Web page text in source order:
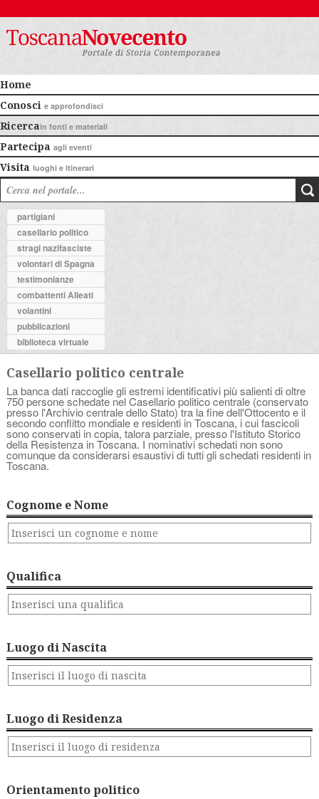
Home
Conosci e approfondisci
Ricercain fonti e materiali
Partecipa agli eventi
Visita luoghi e itinerari
partigiani
casellario politico
stragi nazifasciste
volontari di Spagna
testimonianze
combattenti Alleati
volantini
pubblicazioni
biblioteca virtuale
Casellario politico centrale
La banca dati raccoglie gli estremi identificativi più salienti di oltre
750 persone schedate nel Casellario politico centrale (conservato
presso l'Archivio centrale dello Stato) tra la fine dell'Ottocento e il
secondo conflitto mondiale e residenti in Toscana, i cui fascicoli
sono conservati in copia, talora parziale, presso l'Istituto Storico
della Resistenza in Toscana. I nominativi schedati non sono
comunque da considerarsi esaustivi di tutti gli schedati residenti in
Toscana.
Cognome e Nome
Qualifica
Luogo di Nascita
Luogo di Residenza
Orientamento politico